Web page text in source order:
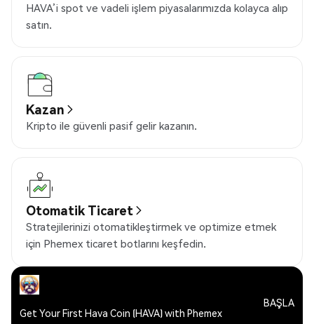
HAVA’i spot ve vadeli işlem piyasalarımızda kolayca alıp
satın.
Kazan
Kripto ile güvenli pasif gelir kazanın.
Otomatik Ticaret
Stratejilerinizi otomatikleştirmek ve optimize etmek
için Phemex ticaret botlarını keşfedin.
Get Your First Hava Coin (HAVA) with Phemex
BAŞLA